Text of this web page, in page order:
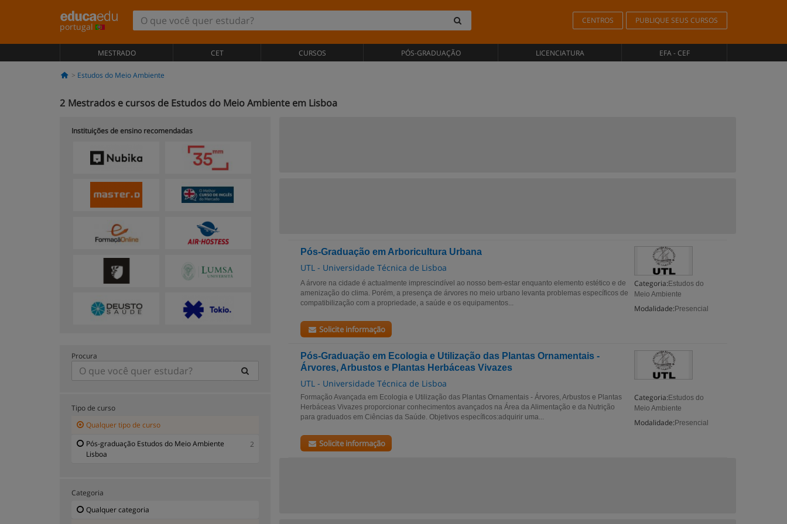
portugal
CENTROS PUBLIQUE SEUS CURSOS
MESTRADO CET CURSOS PÓS-GRADUAÇÃO LICENCIATURA EFA - CEF
Estudos do Meio Ambiente
2 Mestrados e cursos de Estudos do Meio Ambiente em Lisboa
Pós-Graduação em Arboricultura Urbana
UTL - Universidade Técnica de Lisboa
Categoria: Estudos do
Meio Ambiente
Modalidade: Presencial
A árvore na cidade é actualmente imprescindível ao nosso bem-estar enquanto elemento estético e de
amenização do clima. Porém, a presença de árvores no meio urbano levanta problemas específicos de
compatibilização com a propriedade, a saúde e os equipamentos...
Solicite informação
Pós-Graduação em Ecologia e Utilização das Plantas Ornamentais -
Árvores, Arbustos e Plantas Herbáceas Vivazes
UTL - Universidade Técnica de Lisboa
Categoria: Estudos do
Meio Ambiente
Modalidade: Presencial
Formação Avançada em Ecologia e Utilização das Plantas Ornamentais - Árvores, Arbustos e Plantas
Herbáceas Vivazes proporcionar conhecimentos avançados na Área da Alimentação e da Nutrição
para graduados em Ciências da Saúde. Objetivos específicos:adquirir uma...
Solicite informação
Instituições de ensino recomendadas
Procura
Tipo de curso
Qualquer tipo de curso
Pós-graduação Estudos do Meio Ambiente
Lisboa
2
Categoria
Qualquer categoria